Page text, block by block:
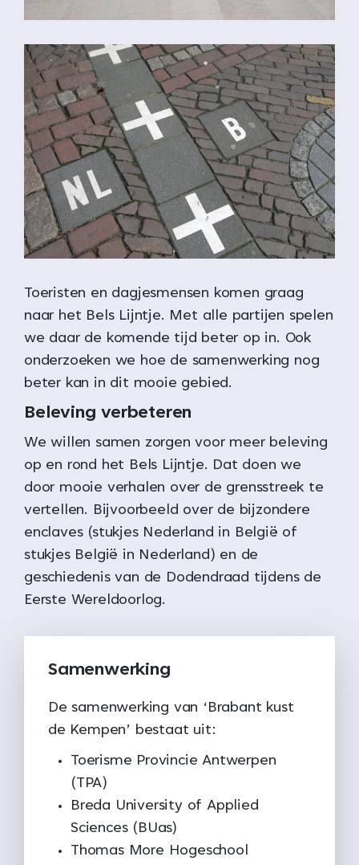
Toeristen en dagjesmensen komen graag
naar het Bels Lijntje. Met alle partijen spelen
we daar de komende tijd beter op in. Ook
onderzoeken we hoe de samenwerking nog
beter kan in dit mooie gebied.
Beleving verbeteren
We willen samen zorgen voor meer beleving
op en rond het Bels Lijntje. Dat doen we
door mooie verhalen over de grensstreek te
vertellen. Bijvoorbeeld over de bijzondere
enclaves (stukjes Nederland in België of
stukjes België in Nederland) en de
geschiedenis van de Dodendraad tijdens de
Eerste Wereldoorlog.
Samenwerking
De samenwerking van ‘Brabant kust
de Kempen’ bestaat uit:
Toerisme Provincie Antwerpen
(TPA)
Breda University of Applied
Sciences (BUas)
Thomas More Hogeschool